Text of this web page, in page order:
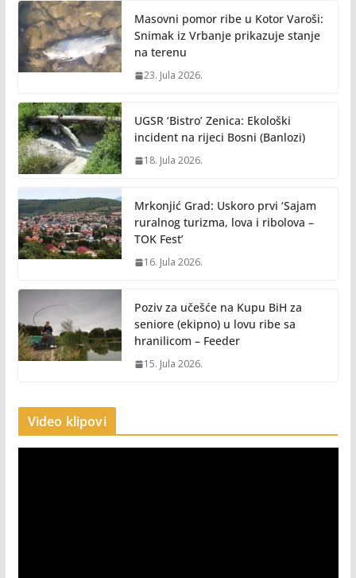
Masovni pomor ribe u Kotor Varoši:
Snimak iz Vrbanje prikazuje stanje
na terenu
23. Jula 2026.
UGSR ‘Bistro’ Zenica: Ekološki
incident na rijeci Bosni (Banlozi)
18. Jula 2026.
Mrkonjić Grad: Uskoro prvi ‘Sajam
ruralnog turizma, lova i ribolova –
TOK Fest’
16. Jula 2026.
Poziv za učešće na Kupu BiH za
seniore (ekipno) u lovu ribe sa
hranilicom – Feeder
15. Jula 2026.
Video klipovi